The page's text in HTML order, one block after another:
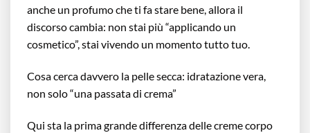
anche un profumo che ti fa stare bene, allora il
discorso cambia: non stai più “applicando un
cosmetico”, stai vivendo un momento tutto tuo.
Cosa cerca davvero la pelle secca: idratazione vera,
non solo “una passata di crema”
Qui sta la prima grande differenza delle creme corpo